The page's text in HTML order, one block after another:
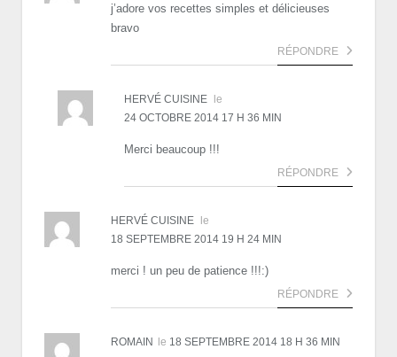
j’adore vos recettes simples et délicieuses
bravo
RÉPONDRE
HERVÉ CUISINE le
24 OCTOBRE 2014 17 H 36 MIN
Merci beaucoup !!!
RÉPONDRE
HERVÉ CUISINE le
18 SEPTEMBRE 2014 19 H 24 MIN
merci ! un peu de patience !!!:)
RÉPONDRE
ROMAIN le 18 SEPTEMBRE 2014 18 H 36 MIN